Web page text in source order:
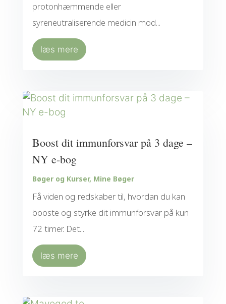
protonhæmmende eller
syreneutraliserende medicin mod...
læs mere
Boost dit immunforsvar på 3 dage –
NY e-bog
Bøger og Kurser, Mine Bøger
Få viden og redskaber til, hvordan du kan
booste og styrke dit immunforsvar på kun
72 timer. Det...
læs mere